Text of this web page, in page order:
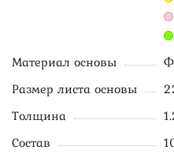
Материал основы
Размер листа основы
Толщина
Состав